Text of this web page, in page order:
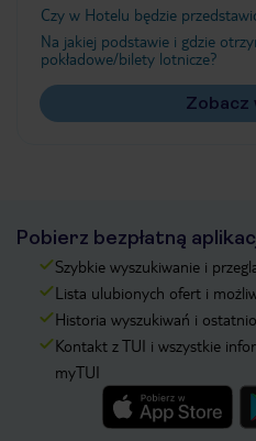
Czy w Hotelu będzie
Na jakiej podstawie i gdzie
pokładowe/bilety lotnicze?
Zobacz
Pobierz bezpłatną
Szybkie wyszukiwanie i
Lista ulubionych ofert i
Historia wyszukiwań i
Kontakt z TUI i wszystkie
myTUI